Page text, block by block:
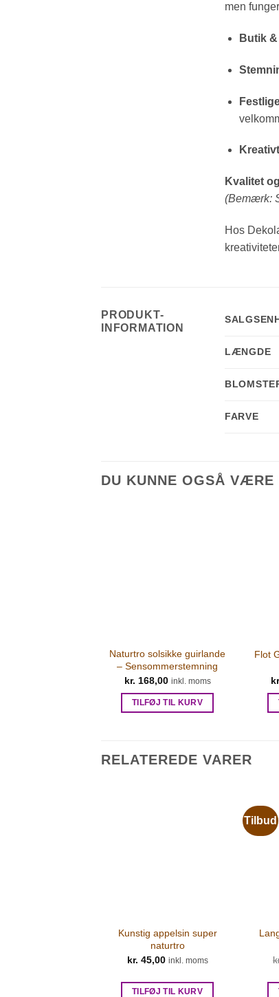
men
Butik
Kvalitet
(Bemærk:
Hos
PRODUKT-
INFORMATION
LÆNGDE
FARVE
DU KUNNE OGSÅ VÆRE
Naturtro solsikke guirlande
– Sensommerstemning
kr. 168,00 inkl. moms
TILFØJ TIL KURV
Flot
RELATEREDE VARER
Kunstig appelsin super
naturtro
kr. 45,00 inkl. moms
TILFØJ TIL KURV
Tilbud